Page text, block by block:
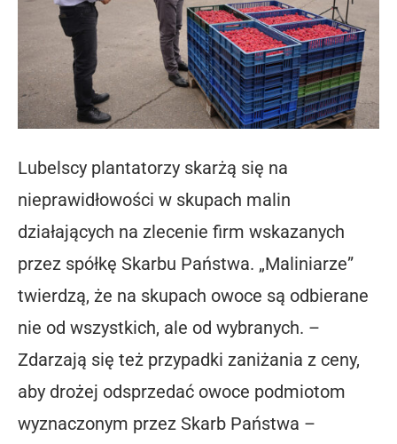
Lubelscy plantatorzy skarżą się na
nieprawidłowości w skupach malin
działających na zlecenie firm wskazanych
przez spółkę Skarbu Państwa. „Maliniarze”
twierdzą, że na skupach owoce są odbierane
nie od wszystkich, ale od wybranych. –
Zdarzają się też przypadki zaniżania z ceny,
aby drożej odsprzedać owoce podmiotom
wyznaczonym przez Skarb Państwa –